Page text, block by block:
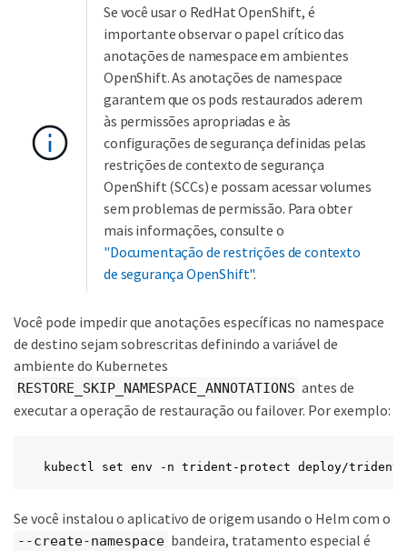
Se você usar o RedHat OpenShift, é
importante observar o papel crítico das
anotações de namespace em ambientes
OpenShift. As anotações de namespace
garantem que os pods restaurados aderem
às permissões apropriadas e às
configurações de segurança definidas pelas
restrições de contexto de segurança
OpenShift (SCCs) e possam acessar volumes
sem problemas de permissão. Para obter
mais informações, consulte o
"Documentação de restrições de contexto
de segurança OpenShift".
Você pode impedir que anotações específicas no namespace
de destino sejam sobrescritas definindo a variável de
ambiente do Kubernetes
RESTORE_SKIP_NAMESPACE_ANNOTATIONS antes de
executar a operação de restauração ou failover. Por exemplo:
kubectl set env -n trident-protect deploy/trident-
Se você instalou o aplicativo de origem usando o Helm com o
--create-namespace bandeira, tratamento especial é